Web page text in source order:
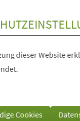
dieser Website
Cookies